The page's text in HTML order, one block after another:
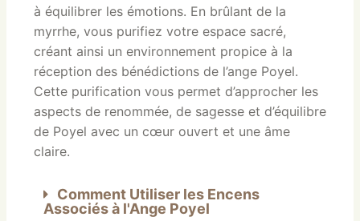
à équilibrer les émotions. En brûlant de la
myrrhe, vous purifiez votre espace sacré,
créant ainsi un environnement propice à la
réception des bénédictions de l’ange Poyel.
Cette purification vous permet d’approcher les
aspects de renommée, de sagesse et d’équilibre
de Poyel avec un cœur ouvert et une âme
claire.
Comment Utiliser les Encens
Associés à l'Ange Poyel